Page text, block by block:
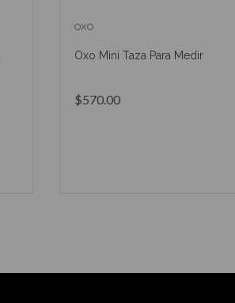
OXO
Oxo Mini Taza Para Medir
$570.00